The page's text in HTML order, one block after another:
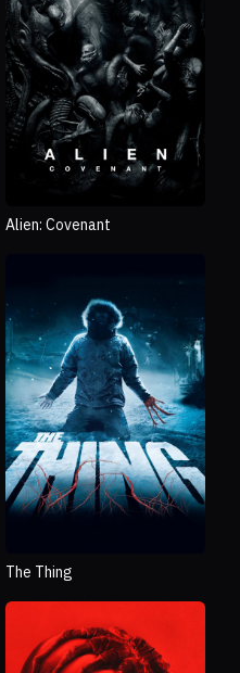
Alien: Covenant
The Thing